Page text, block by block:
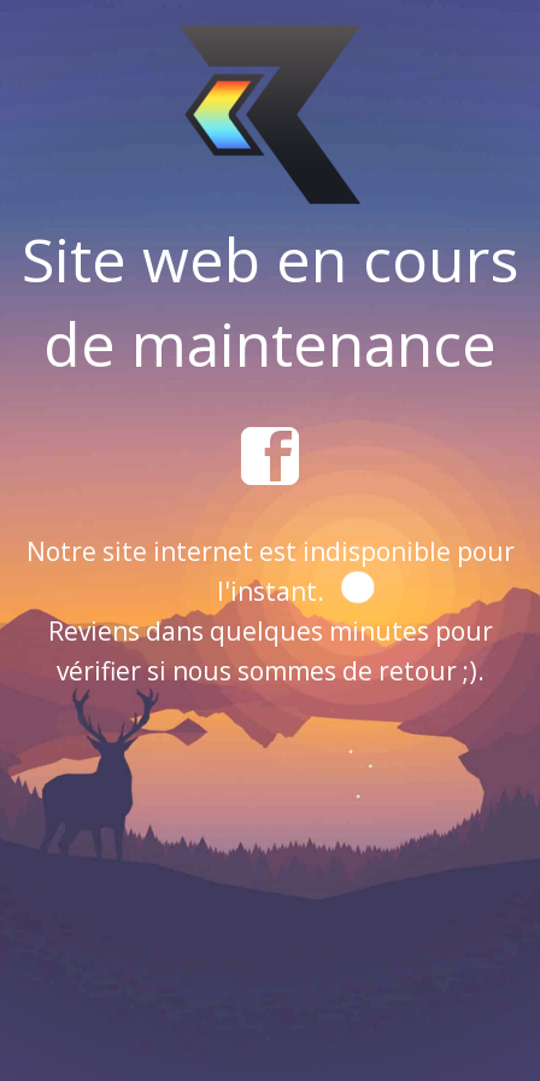
Site web en cours
de maintenance
Notre site internet est indisponible pour
l'instant.
Reviens dans quelques minutes pour
vérifier si nous sommes de retour ;).